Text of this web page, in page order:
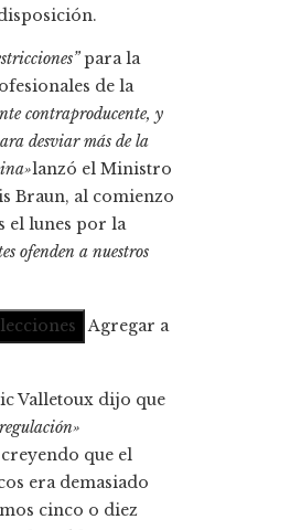
para la
de la
contraproducente, y
desviar más de la
lanzó el Ministro
Braun, al comienzo
el lunes por la
ofenden a nuestros
Agregar a
Valletoux dijo que
que el
era demasiado
cinco o diez